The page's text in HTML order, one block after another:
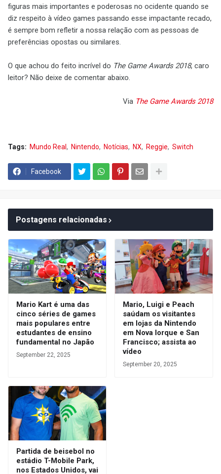
figuras mais importantes e poderosas no ocidente quando se
diz respeito à vídeo games passando esse impactante recado,
é sempre bom refletir a nossa relação com as pessoas de
preferências opostas ou similares.
O que achou do feito incrível do The Game Awards 2018, caro
leitor? Não deixe de comentar abaixo.
Via The Game Awards 2018
Tags: Mundo Real Nintendo Notícias NX Reggie Switch
Facebook
Postagens relacionadas
Mario Kart é uma das
cinco séries de games
mais populares entre
estudantes de ensino
fundamental no Japão
September 22, 2025
Mario, Luigi e Peach
saúdam os visitantes
em lojas da Nintendo
em Nova Iorque e San
Francisco; assista ao
vídeo
September 20, 2025
Partida de beisebol no
estádio T-Mobile Park,
nos Estados Unidos, vai